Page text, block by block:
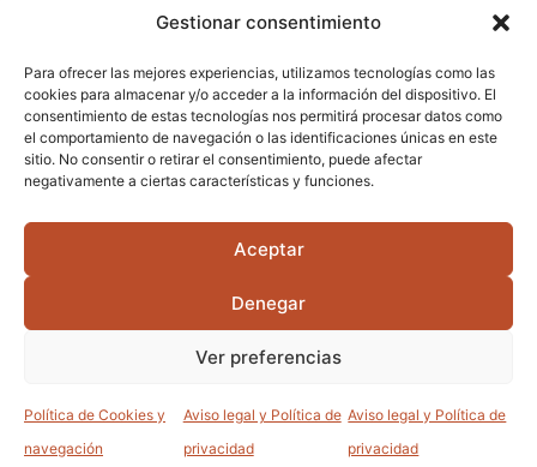
Gestionar consentimiento
Para ofrecer las mejores experiencias, utilizamos tecnologías como las
cookies para almacenar y/o acceder a la información del dispositivo. El
consentimiento de estas tecnologías nos permitirá procesar datos como
el comportamiento de navegación o las identificaciones únicas en este
sitio. No consentir o retirar el consentimiento, puede afectar
negativamente a ciertas características y funciones.
Aceptar
Denegar
Ver preferencias
Política de Cookies y
navegación
Aviso legal y Política de
privacidad
Aviso legal y Política de
privacidad
Desinfección de agua
CONTACTA
Cami Primera Marrada, SN, 25600, Balaguer
info@jardipamies.com
621 238 242
0